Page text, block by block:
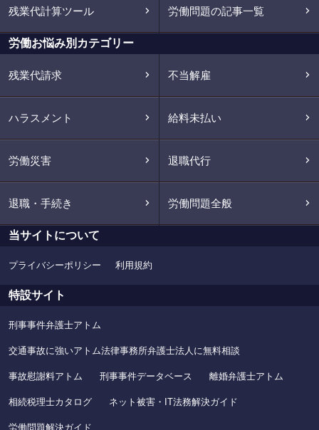
残業代計算ツール 労働問題の記事一覧
労働お悩み別カテゴリー
残業代請求 不当解雇
ハラスメント 給料未払い
労働災害 退職代行
退職・手続き 労働問題全般
当サイトについて
プライバシーポリシー 利用規約
特設サイト
刑事事件弁護士アトム
交通事故に強いアトム法律事務所弁護士法人に無料相談
事故慰謝料アトム 刑事事件データベース 離婚弁護士アトム
相続税理士カタログ ネット被害・IT法務解決ガイド
労働問題解決ガイド